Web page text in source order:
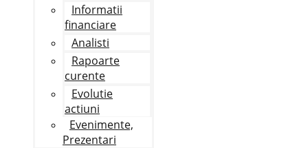
Informatii
financiare
Analisti
Rapoarte
curente
Evolutie
actiuni
Evenimente,
Prezentari